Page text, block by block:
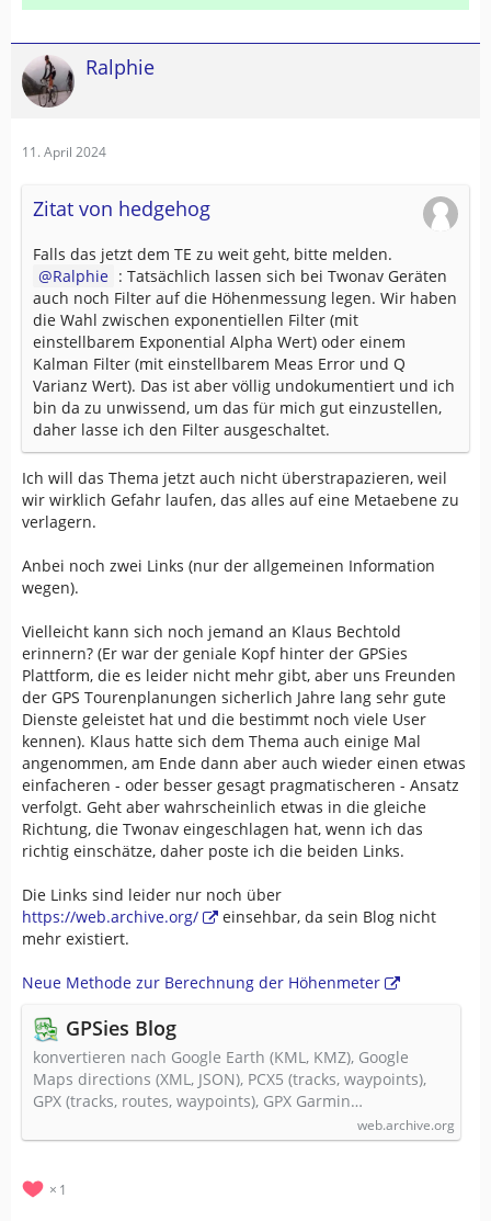
Ralphie
11. April 2024
Zitat von hedgehog
Falls das jetzt dem TE zu weit geht, bitte melden.
Ralphie : Tatsächlich lassen sich bei Twonav Geräten
auch noch Filter auf die Höhenmessung legen. Wir haben
die Wahl zwischen exponentiellen Filter (mit
einstellbarem Exponential Alpha Wert) oder einem
Kalman Filter (mit einstellbarem Meas Error und Q
Varianz Wert). Das ist aber völlig undokumentiert und ich
bin da zu unwissend, um das für mich gut einzustellen,
daher lasse ich den Filter ausgeschaltet.
Ich will das Thema jetzt auch nicht überstrapazieren, weil
wir wirklich Gefahr laufen, das alles auf eine Metaebene zu
verlagern.
Anbei noch zwei Links (nur der allgemeinen Information
wegen).
Vielleicht kann sich noch jemand an Klaus Bechtold
erinnern? (Er war der geniale Kopf hinter der GPSies
Plattform, die es leider nicht mehr gibt, aber uns Freunden
der GPS Tourenplanungen sicherlich Jahre lang sehr gute
Dienste geleistet hat und die bestimmt noch viele User
kennen). Klaus hatte sich dem Thema auch einige Mal
angenommen, am Ende dann aber auch wieder einen etwas
einfacheren - oder besser gesagt pragmatischeren - Ansatz
verfolgt. Geht aber wahrscheinlich etwas in die gleiche
Richtung, die Twonav eingeschlagen hat, wenn ich das
richtig einschätze, daher poste ich die beiden Links.
Die Links sind leider nur noch über
https://web.archive.org/
einsehbar, da sein Blog nicht
mehr existiert.
Neue Methode zur Berechnung der Höhenmeter
GPSies Blog
konvertieren nach Google Earth (KML, KMZ), Google
Maps directions (XML, JSON), PCX5 (tracks, waypoints),
GPX (tracks, routes, waypoints), GPX Garmin…
web.archive.org
1